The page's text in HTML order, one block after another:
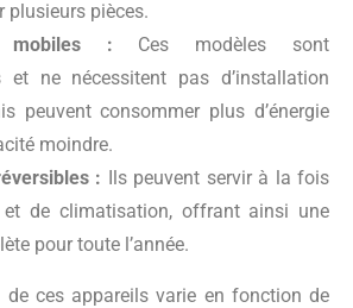
plusieurs pièces.
mobiles : Ces modèles sont
et ne nécessitent pas d’installation
peuvent consommer plus d’énergie
moindre.
: Ils peuvent servir à la fois
de climatisation, offrant ainsi une
pour toute l’année.
ces appareils varie en fonction de